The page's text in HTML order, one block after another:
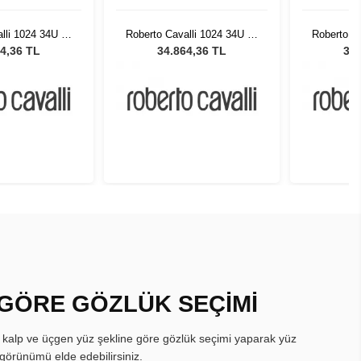
1024 34U 55
Gözlüğü
TL
Roberto Cavalli 1024 34U 55
Kadın Güneş Gözlüğü
34.864,36 TL
Roberto
GÖZLÜK SEÇİMİ
ve üçgen yüz şekline göre gözlük seçimi yaparak yüz
elde edebilirsiniz.